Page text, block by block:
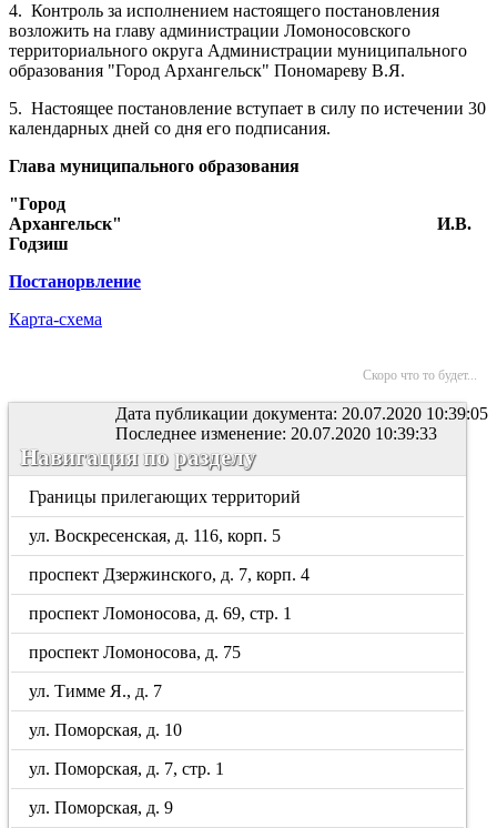
4. Контроль за исполнением настоящего постановления
возложить на главу администрации Ломоносовского
территориального округа Администрации муниципального
образования "Город Архангельск" Пономареву В.Я.
5. Настоящее постановление вступает в силу по истечении 30
календарных дней со дня его подписания.
Глава муниципального образования
"Город
Архангельск"
И.В.
Годзиш
Постанорвление
Карта-схема
Скоро что то будет...
Дата публикации документа: 20.07.2020 10:39:05
Последнее изменение: 20.07.2020 10:39:33
Навигация по разделу
Границы прилегающих территорий
ул. Воскресенская, д. 116, корп. 5
проспект Дзержинского, д. 7, корп. 4
проспект Ломоносова, д. 69, стр. 1
проспект Ломоносова, д. 75
ул. Тимме Я., д. 7
ул. Поморская, д. 10
ул. Поморская, д. 7, стр. 1
ул. Поморская, д. 9